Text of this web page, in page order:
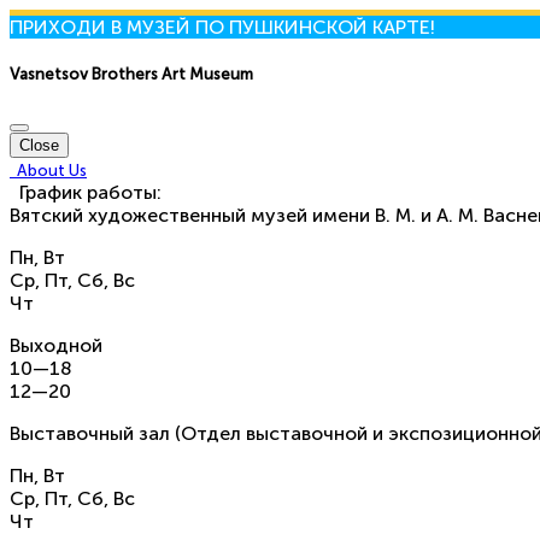
ПРИХОДИ В МУЗЕЙ ПО ПУШКИНСКОЙ КАРТЕ!
Vasnetsov Brothers Art Museum
Close
About Us
График работы:
Вятский художественный музей имени В. М. и А. М.
Пн, Вт
Ср, Пт, Сб, Вс
Чт
Выходной
10—18
12—20
Выставочный зал (Отдел выставочной и
Пн, Вт
Ср, Пт, Сб, Вс
Чт